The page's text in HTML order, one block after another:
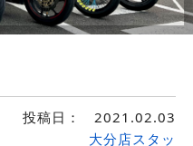
投稿日： 2021.02.03
大分店スタッ